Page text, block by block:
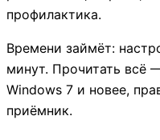
профилактика.
Времени займёт:
минут. Прочитать всё
Windows 7 и новее,
приёмник.